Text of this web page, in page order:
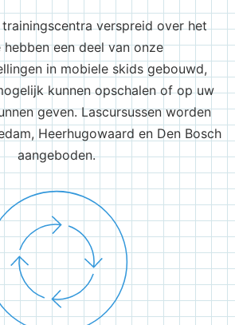
verspreid over het
hebben een deel van onze
in mobiele skids gebouwd,
kunnen opschalen of op uw
geven. Lascursussen worden
Heerhugowaard en Den Bosch
aangeboden.